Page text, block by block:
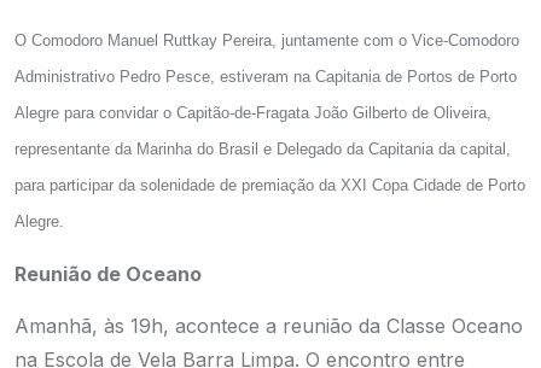
O Comodoro Manuel Ruttkay Pereira, juntamente com o Vice-Comodoro
Administrativo Pedro Pesce, estiveram na Capitania de Portos de Porto
Alegre para convidar o Capitão-de-Fragata João Gilberto de Oliveira,
representante da Marinha do Brasil e Delegado da Capitania da capital,
para participar da solenidade de premiação da XXI Copa Cidade de Porto
Alegre.
Reunião de Oceano
Amanhã, às 19h, acontece a reunião da Classe Oceano
na Escola de Vela Barra Limpa. O encontro entre